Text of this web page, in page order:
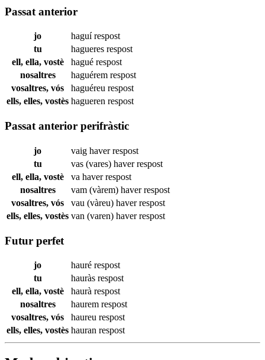
Passat anterior
jo haguírespost
tu
hagueres respost
ell, ella, vostè
hagué respost
nosaltres
haguérem respost
vosaltres, vós
haguéreu respost
ells, elles, vostès hagueren respost
Passat anterior perifràstic
jo vaig haverrespost
tu
vas (vares) haverrespost
ell, ella, vostè
va haverrespost
nosaltres
vam (vàrem) haverrespost
vosaltres, vós
vau (vàreu) haverrespost
ells, elles, vostès van (varen) haverrespost
Futur perfet
jo hauré respost
tu
hauràs respost
ell, ella, vostè
haurà respost
nosaltres
haurem respost
vosaltres, vós
haureu respost
ells, elles, vostès hauran respost